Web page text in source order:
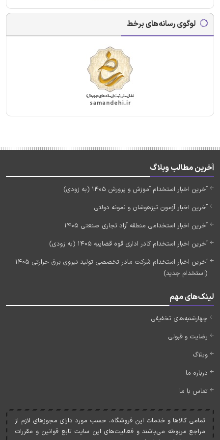
لوگوی رسانه‌های برخط
آخرین مطالب وبلاگ
آخرین اخبار استخدام آموزش و پرورش 1405 (به زودی)
آخرین اخبار آزمون تیزهوشان و نمونه دولتی
آخرین اخبار استخدامی منطقه آزاد تجاری صنعتی 1405
آخرین اخبار استخدام کادر اداری قوه قضاییه 1405 (به زودی)
آخرین اخبار استخدام شرکت مادر تخصصی تولید نیروی برق حرارتی 1405
(استخدام جدید)
لینک‌های مهم
چهارشنبه‌های تخفیفی
رضایت و قبولی
وبلاگ
درباره ما
تماس با ما
تمامی کالاها و خدمات اين فروشگاه، حسب مورد دارای مجوزهای لازم از
مراجع مربوطه می‌باشند و فعاليت‌های اين سايت تابع قوانين و مقررات